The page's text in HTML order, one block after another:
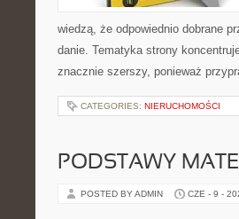
wiedzą, że odpowiednio dobrane
danie. Tematyka strony
znacznie szerszy, ponieważ
CATEGORIES: NIERUCHOMOŚCI
PODSTAWY
POSTED BY ADMIN CZE - 9 -